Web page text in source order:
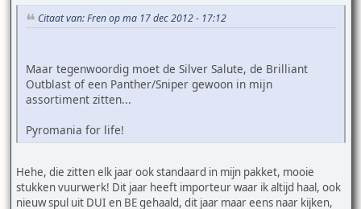
Citaat van: Fren op ma 17 dec 2012 - 17:12
Maar tegenwoordig moet de Silver Salute, de Brilliant
Outblast of een Panther/Sniper gewoon in mijn
assortiment zitten...
Pyromania for life!
Hehe, die zitten elk jaar ook standaard in mijn pakket, mooie
stukken vuurwerk! Dit jaar heeft importeur waar ik altijd haal, ook
nieuw spul uit DUI en BE gehaald, dit jaar maar eens naar kijken,